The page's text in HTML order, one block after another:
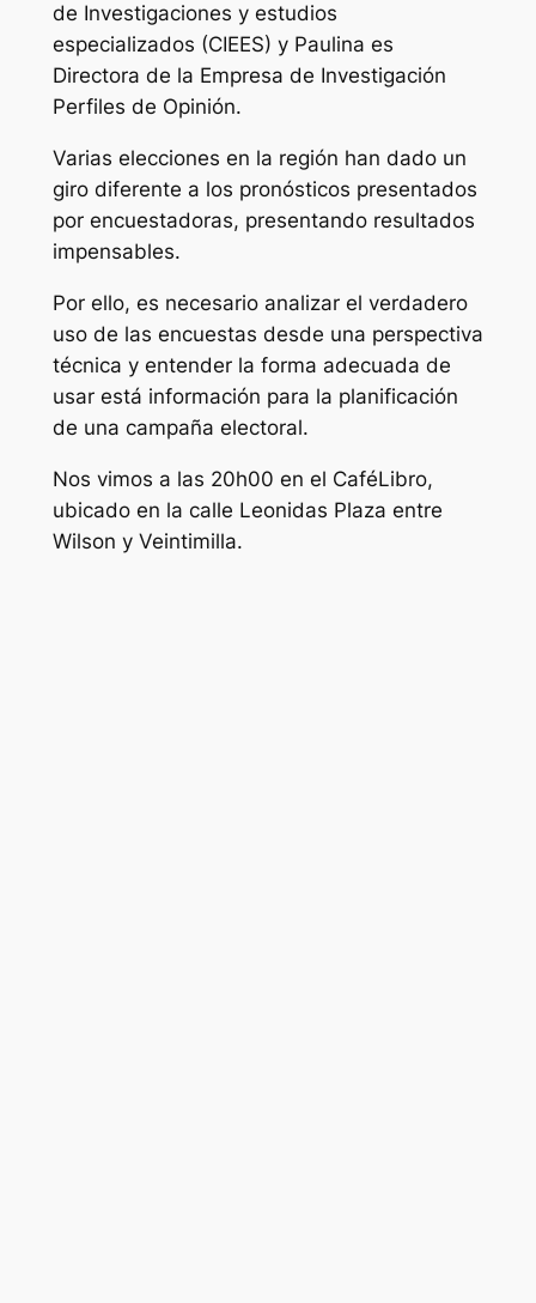
de Investigaciones y estudios
especializados (CIEES) y Paulina es
Directora de la Empresa de Investigación
Perfiles de Opinión.
Varias elecciones en la región han dado un
giro diferente a los pronósticos presentados
por encuestadoras, presentando resultados
impensables.
Por ello, es necesario analizar el verdadero
uso de las encuestas desde una perspectiva
técnica y entender la forma adecuada de
usar está información para la planificación
de una campaña electoral.
Nos vimos a las 20h00 en el CaféLibro,
ubicado en la calle Leonidas Plaza entre
Wilson y Veintimilla.